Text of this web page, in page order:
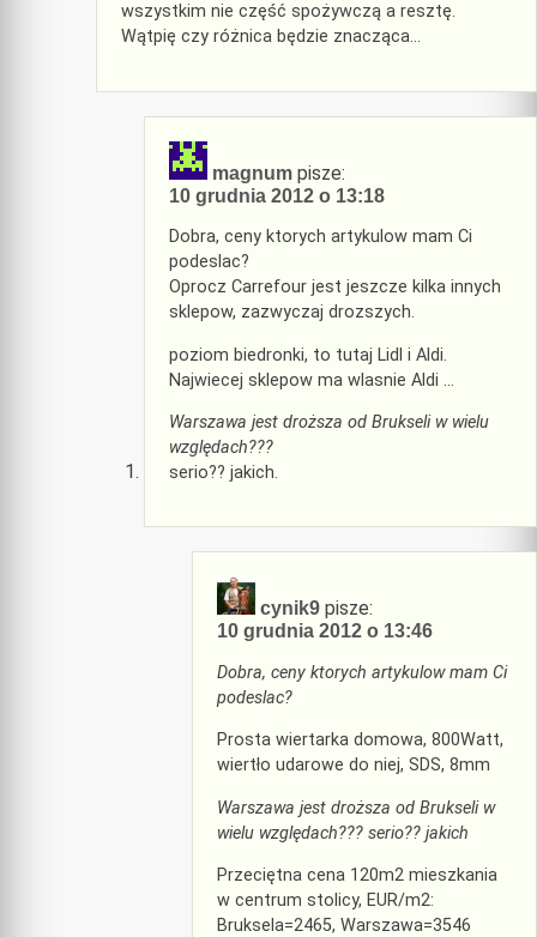
wszystkim nie część spożywczą a resztę.
Wątpię czy różnica będzie znacząca…
magnum pisze:
10 grudnia 2012 o 13:18
Dobra, ceny ktorych artykulow mam Ci
podeslac?
Oprocz Carrefour jest jeszcze kilka innych
sklepow, zazwyczaj drozszych.
poziom biedronki, to tutaj Lidl i Aldi.
Najwiecej sklepow ma wlasnie Aldi …
Warszawa jest droższa od Brukseli w wielu
względach???
serio?? jakich.
cynik9 pisze:
10 grudnia 2012 o 13:46
Dobra, ceny ktorych artykulow mam Ci
podeslac?
Prosta wiertarka domowa, 800Watt,
wiertło udarowe do niej, SDS, 8mm
Warszawa jest droższa od Brukseli w
wielu względach??? serio?? jakich
Przeciętna cena 120m2 mieszkania
w centrum stolicy, EUR/m2:
Bruksela=2465, Warszawa=3546